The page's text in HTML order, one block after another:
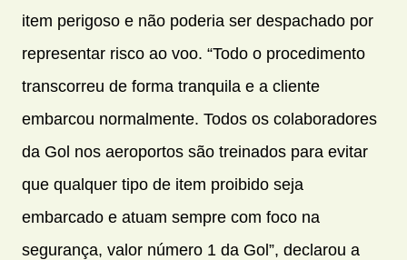
item perigoso e não poderia ser despachado por
representar risco ao voo. “Todo o procedimento
transcorreu de forma tranquila e a cliente
embarcou normalmente. Todos os colaboradores
da Gol nos aeroportos são treinados para evitar
que qualquer tipo de item proibido seja
embarcado e atuam sempre com foco na
segurança, valor número 1 da Gol”, declarou a